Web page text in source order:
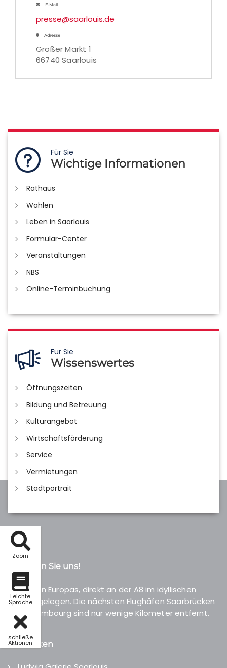
Zoom
Leichte
Sprache
schließe
Aktionen
E-Mail
presse@saarlouis.de
Adresse
Großer Markt 1
66740 Saarlouis
Für Sie
Wichtige Informationen
Rathaus
Wahlen
Leben in Saarlouis
Formular-Center
Veranstaltungen
NBS
Online-Terminbuchung
Für Sie
Wissenswertes
Öffnungszeiten
Bildung und Betreuung
Kulturangebot
Wirtschaftsförderung
Service
Vermietungen
Stadtportrait
So finden Sie uns!
Im Herzen Europas, direkt an der A8 im idyllischen
Saartal gelegen. Die nächsten Flughäfen Saarbrücken
und Luxembourg sind nur wenige Kilometer entfernt.
Entdecken